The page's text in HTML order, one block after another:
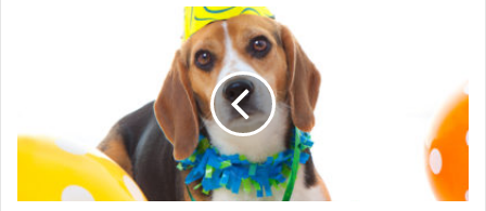
handlinger har konsekvenser, både for os selv og for
fremtidige generationer.
Asatros ledende princip er “wyrd bið ful aræd”, hvilket
betyder “skæbnens vilje er ubønhørlig” Vi forstår måske
ikke altid, hvorfor tingene sker i livet, men vi må stole på
naturens visdom og lade os lede af hendes veje. Alting